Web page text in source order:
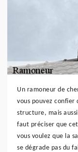
Un ramoneur de
vous pouvez confier
structure, mais
faut préciser que
vous voulez que la
se dégrade pas du